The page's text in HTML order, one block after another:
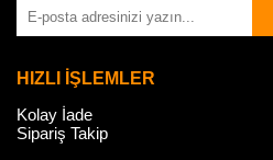
HIZLI İŞLEMLER
Kolay İade
Sipariş Takip